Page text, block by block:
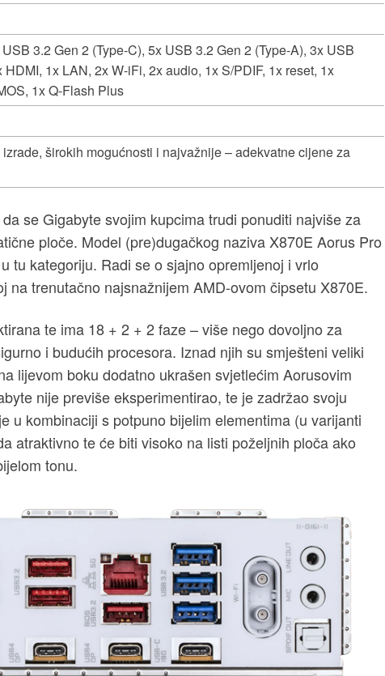
3.2 Gen 2 (Type-C), 5x USB 3.2 Gen 2 (Type-A), 3x USB
HDMI, 1x LAN, 2x W-iFi, 2x audio, 1x S/PDIF, 1x reset, 1x
1x Q-Flash Plus
širokih mogućnosti i najvažnije – adekvatne cijene za
se Gigabyte svojim kupcima trudi ponuditi najviše za
ploče. Model (pre)dugačkog naziva X870E Aorus Pro
tu kategoriju. Radi se o sjajno opremljenoj i vrlo
na trenutačno najsnažnijem AMD-ovom čipsetu X870E.
te ima 18 + 2 + 2 faze – više nego dovoljno za
i budućih procesora. Iznad njih su smješteni veliki
lijevom boku dodatno ukrašen svjetlećim Aorusovim
nije previše eksperimentirao, te je zadržao svoju
u kombinaciji s potpuno bijelim elementima (u varijanti
atraktivno te će biti visoko na listi poželjnih ploča ako
tonu.